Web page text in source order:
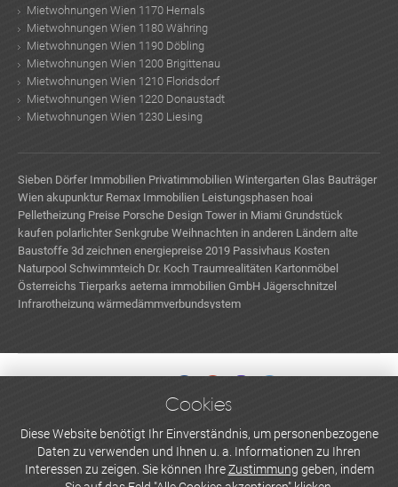
Mietwohnungen Wien 1170 Hernals
Mietwohnungen Wien 1180 Währing
Mietwohnungen Wien 1190 Döbling
Mietwohnungen Wien 1200 Brigittenau
Mietwohnungen Wien 1210 Floridsdorf
Mietwohnungen Wien 1220 Donaustadt
Mietwohnungen Wien 1230 Liesing
Sieben Dörfer Immobilien Privatimmobilien Wintergarten Glas Bauträger
Wien akupunktur Remax Immobilien Leistungsphasen hoai
Pelletheizung Preise Porsche Design Tower in Miami Grundstück
kaufen polarlichter Senkgrube Weihnachten in anderen Ländern alte
Baustoffe 3d zeichnen energiepreise 2019 Passivhaus Kosten
Naturpool Schwimmteich Dr. Koch Traumrealitäten Kartonmöbel
Österreichs Tierparks aeterna immobilien GmbH Jägerschnitzel
Infrarotheizung wärmedämmverbundsystem
WERBEN UND INSERIEREN
Newsletter abonnieren
Cookies
Diese Website benötigt Ihr Einverständnis, um personenbezogene
Daten zu verwenden und Ihnen u. a. Informationen zu Ihren
Interessen zu zeigen. Sie können IhreZustimmung geben, indem